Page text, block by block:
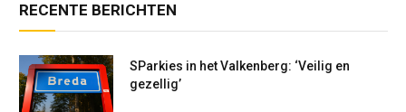
RECENTE BERICHTEN
SParkies in het Valkenberg: ‘Veilig en
gezellig’